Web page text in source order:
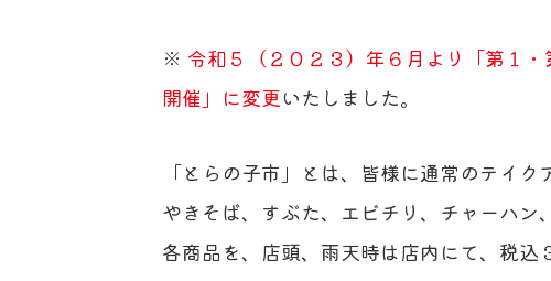
※ 令和５（２０２３）年６月より「第１
開催」に変更いたしました。
「とらの子市」とは、皆様に通常のテイ
やきそば、すぶた、エビチリ、チャーハ
各商品を、店頭、雨天時は店内にて、税